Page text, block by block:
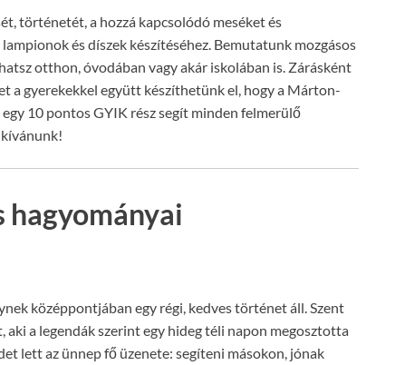
történetét, a hozzá kapcsolódó meséket és
és díszek készítéséhez. Bemutatunk mozgásos
otthon, óvodában vagy akár iskolában is. Zárásként
a gyerekekkel együtt készíthetünk el, hogy a Márton-
10 pontos GYIK rész segít minden felmerülő
hagyományai
középpontjában egy régi, kedves történet áll. Szent
a legendák szerint egy hideg téli napon megosztotta
lett az ünnep fő üzenete: segíteni másokon, jónak